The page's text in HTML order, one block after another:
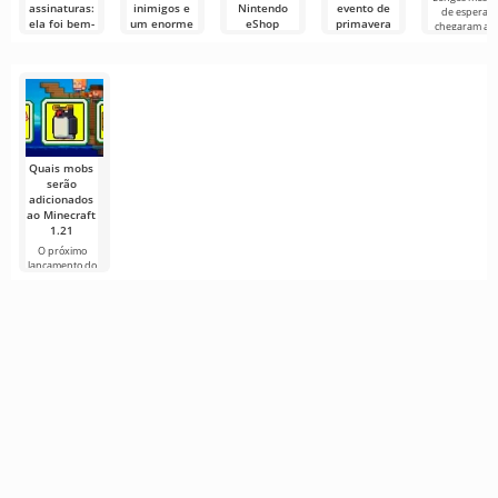
assinaturas:
ela foi bem-
de Minecraft
protagonizou
inimigos e
um enorme
Nintendo
eShop
evento de
primavera
de espera
chegaram ao
Quais mobs
serão
adicionados
ao Minecraft
1.21
O próximo
lançamento do